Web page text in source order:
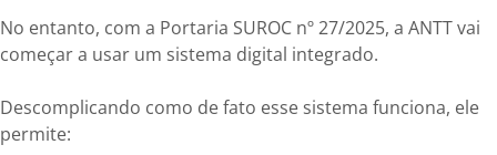
No entanto, com a Portaria SUROC nº 27/2025, a ANTT vai
começar a usar um sistema digital integrado.
Descomplicando como de fato esse sistema funciona, ele
permite: